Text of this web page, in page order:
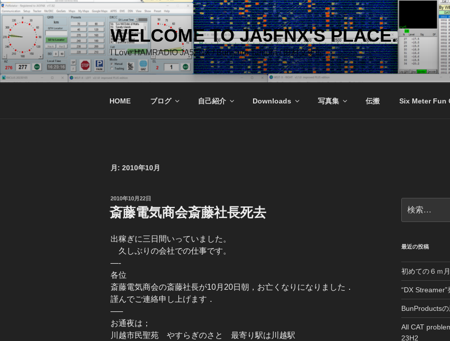
コ
ン
テ
ツ
へ
ス
WELCOME TO JA5FNX'S PLACE.
I Love HAMRADIO JA5FNX / Bunshiro Tamura / 田村文史郎
HOME ブログ 自己紹介 Downloads 写真集 伝搬 Six Meter Fun
月: 2010年10月
投
稿
日:
2010年10月22日
斎藤電気商会斎藤社長死去
出稼ぎに三日間いっていました。
久しぶりの会社での仕事です。
—-
各位
斎藤電気商会の斎藤社長が10月20日朝，お亡くなりになりました．
謹んでご連絡申し上げます．
—–
お通夜は；
川越市民聖苑 やすらぎのさと 最寄り駅は川越駅
索:
最近の投稿
初めての６ｍ
“DX Streamer”
BunProducts
All CAT
23H2